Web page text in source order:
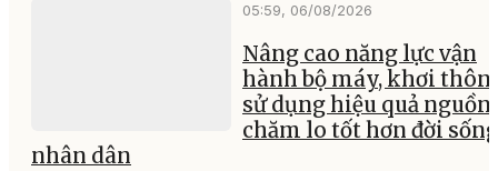
05:59, 06/08/2026
Nâng cao năng lực vận
hành bộ máy, khơi
sử dụng hiệu quả nguồn
chăm lo tốt hơn đời sống
nhân dân